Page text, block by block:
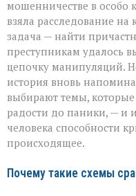
мошенничестве в особо
взяла расследование на
задача — найти
преступникам удалось
цепочку манипуляций.
история вновь
выбирают темы,
радости до паники, — и
человека способности
происходящее.
Почему такие схемы